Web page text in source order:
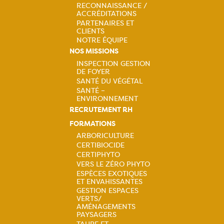
RECONNAISSANCE /
ACCRÉDITATIONS
PARTENAIRES ET
CLIENTS
NOTRE ÉQUIPE
NOS MISSIONS
Navigation
principale
INSPECTION GESTION
DE FOYER
SANTÉ DU VÉGÉTAL
SANTÉ –
ENVIRONNEMENT
RECRUTEMENT RH
FORMATIONS
Navigation
principale
ARBORICULTURE
CERTIBIOCIDE
CERTIPHYTO
VERS LE ZÉRO PHYTO
ESPÈCES EXOTIQUES
ET ENVAHISSANTES
GESTION ESPACES
VERTS/
AMÉNAGEMENTS
PAYSAGERS